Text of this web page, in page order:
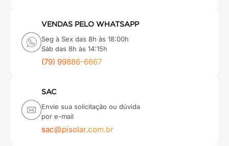
VENDAS PELO WHATSAPP
Seg à Sex das 8h às 18:00h
Sáb das 8h às 14:15h
(79) 99886-6667
SAC
Envie sua solicitação ou dúvida
por e-mail
sac@pisolar.com.br